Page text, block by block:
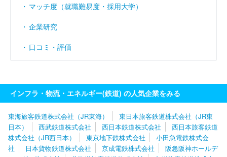
マッチ度（就職難易度・採用大学）
企業研究
口コミ・評価
インフラ・物流・エネルギー(鉄道) の人気企業をみる
東海旅客鉄道株式会社（JR東海）
東日本旅客鉄道株式会社（JR東
日本）
西武鉄道株式会社 西日本鉄道株式会社
西日本旅客鉄道
株式会社（JR西日本）
東京地下鉄株式会社
小田急電鉄株式会
社
日本貨物鉄道株式会社 京成電鉄株式会社
阪急阪神ホールデ